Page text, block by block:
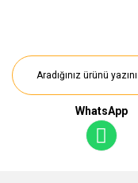
WhatsApp